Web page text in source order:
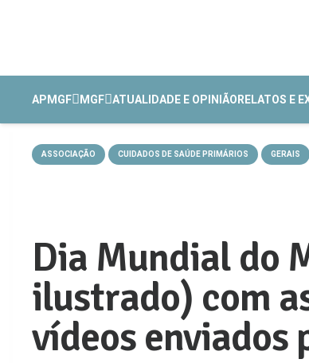
APMGF MGF ATUALIDADE E OPINIÃO RELATOS E
ASSOCIAÇÃO CUIDADOS DE SAÚDE PRIMÁRIOS GERAIS
Dia Mundial do
ilustrado) com
vídeos enviados